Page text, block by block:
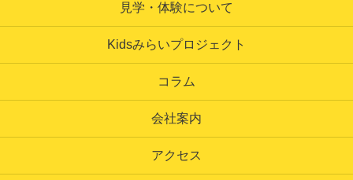
見学・体験について
Kidsみらいプロジェクト
コラム
会社案内
アクセス